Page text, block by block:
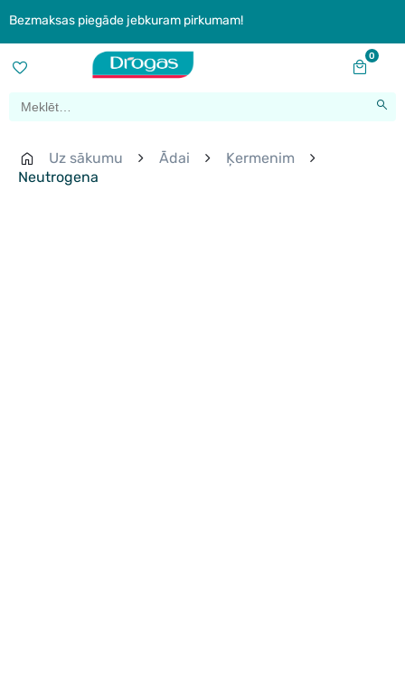
Bezmaksas piegāde jebkuram pirkumam!
0
Uz sākumu Ādai
Ķermenim
Neutrogena